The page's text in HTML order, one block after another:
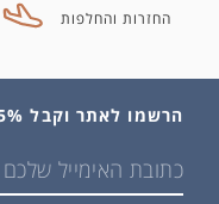
החזרות והחלפות
הרשמו לאתר וקבל 5% הנחה בקנייה הראשונה